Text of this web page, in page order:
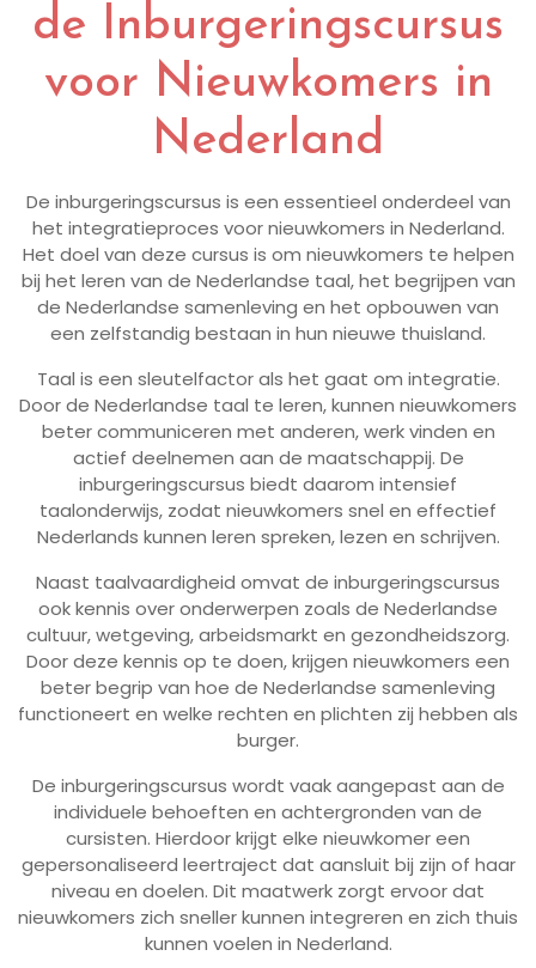
de Inburgeringscursus
voor Nieuwkomers in
Nederland
De inburgeringscursus is een essentieel onderdeel van
het integratieproces voor nieuwkomers in Nederland.
Het doel van deze cursus is om nieuwkomers te helpen
bij het leren van de Nederlandse taal, het begrijpen van
de Nederlandse samenleving en het opbouwen van
een zelfstandig bestaan in hun nieuwe thuisland.
Taal is een sleutelfactor als het gaat om integratie.
Door de Nederlandse taal te leren, kunnen nieuwkomers
beter communiceren met anderen, werk vinden en
actief deelnemen aan de maatschappij. De
inburgeringscursus biedt daarom intensief
taalonderwijs, zodat nieuwkomers snel en effectief
Nederlands kunnen leren spreken, lezen en schrijven.
Naast taalvaardigheid omvat de inburgeringscursus
ook kennis over onderwerpen zoals de Nederlandse
cultuur, wetgeving, arbeidsmarkt en gezondheidszorg.
Door deze kennis op te doen, krijgen nieuwkomers een
beter begrip van hoe de Nederlandse samenleving
functioneert en welke rechten en plichten zij hebben als
burger.
De inburgeringscursus wordt vaak aangepast aan de
individuele behoeften en achtergronden van de
cursisten. Hierdoor krijgt elke nieuwkomer een
gepersonaliseerd leertraject dat aansluit bij zijn of haar
niveau en doelen. Dit maatwerk zorgt ervoor dat
nieuwkomers zich sneller kunnen integreren en zich thuis
kunnen voelen in Nederland.